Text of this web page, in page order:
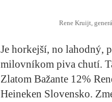
Rene Kruijt,
Je horkejší, no lahodný,
milovníkom piva chutí.
Zlatom Bažante 12%
Heineken Slovensko.